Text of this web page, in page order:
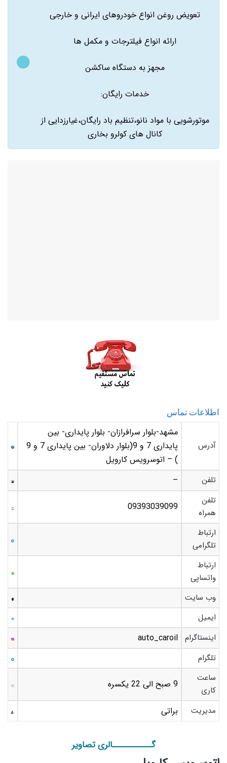
تعویض روغن انواع خودروهای ایرانی و خارجی
ارائه انواع فیلترجات و مکمل ها
مجهز به دستگاه ساکشن
خدمات رایگان:
موتورشویی با مواد نانو،تنظیم باد رایگان،غیارزدایی از
کانال های کولرو بخاری
اطلاعات تماس
آدرس
مشهد-بلوار سرافرازان- بلوار پایداری- بین
پایداری 7 و 9(بلوار دلاوران- بین پایداری 7 و 9
) – اتوسرویس کارویل
تلفن –
تلفن
همراه
09393039099
ارتباط
تلگرامی
ارتباط
واتساپی
وب سایت
ایمیل
اینستاگرام auto_caroil
تلگرام
ساعت
کاری
9 صبح الی 22 یکسره
مدیریت براتی
گـــــــــــالری تصاویر